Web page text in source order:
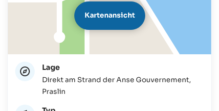
Kartenansicht
Lage
Direkt am Strand der Anse Gouvernement,
Praslin